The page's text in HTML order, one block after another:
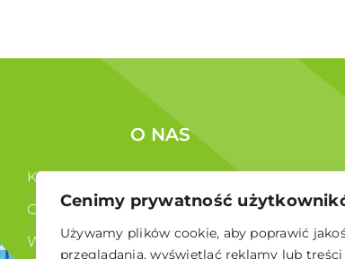
Cenimy prywatność
Używamy plików cookie, aby poprawić
przeglądania, wyświetlać reklamy lub treści
O NAS
Kim jesteśmy ?
Co robimy ?
Władze